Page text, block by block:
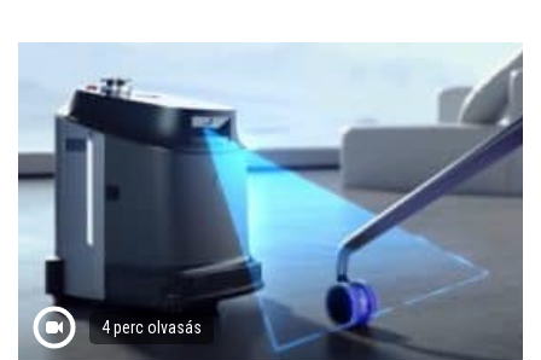
4 perc olvasás